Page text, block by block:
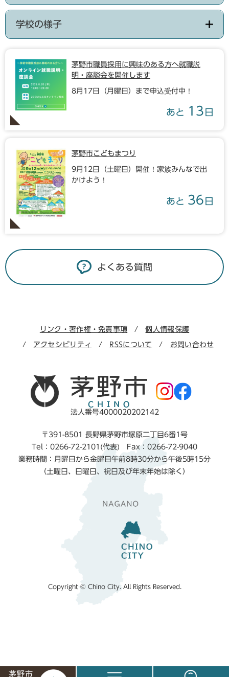
学校の様子
茅野市職員採用に興味のある方へ就職説
明・座談会を開催します
8月17日（月曜日）まで申込受付中！
あと 13 日
茅野市こどもまつり
9月12日（土曜日）開催！家族みんなで出
かけよう！
あと 36 日
よくある質問
リンク・著作権・免責事項 個人情報保護
アクセシビリティ RSSについて お問い合わせ
法人番号4000020202142
〒391-8501 長野県茅野市塚原二丁目6番1号
Tel：0266-72-2101(代表) Fax：0266-72-9040
業務時間：月曜日から金曜日午前8時30分から午後5時15分
（土曜日、日曜日、祝日及び年末年始は除く）
Copyright © Chino City. All Rights Reserved.